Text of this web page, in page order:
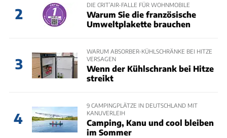
2
DIE CRIT’AIR-FALLE FÜR WOHNMOBILE
Warum Sie die französische
Umweltplakette brauchen
3
WARUM ABSORBER-KÜHLSCHRÄNKE BEI HITZE
VERSAGEN
Wenn der Kühlschrank bei Hitze
streikt
4
9 CAMPINGPLÄTZE IN DEUTSCHLAND MIT
KANUVERLEIH
Camping, Kanu und cool bleiben
im Sommer